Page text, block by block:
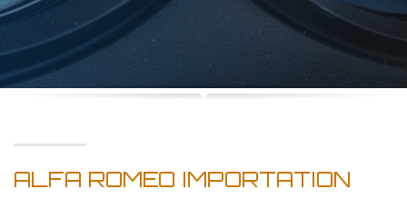
ALFA ROMEO IMPORTATION